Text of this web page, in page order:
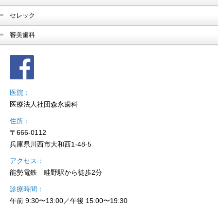
セレック
審美歯科
医院
医療法人社団森永歯科
住所
〒666-0112
兵庫県川西市大和西1-48-5
アクセス
能勢電鉄 畦野駅から徒歩2分
診療時間
午前 9:30〜13:00／午後 15:00〜19:30